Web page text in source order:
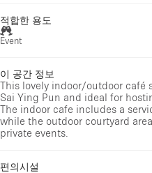
적합한 용도
Event
이 공간 정보
This lovely indoor/outdoor café
Sai Ying Pun and ideal for
The indoor cafe includes a
while the outdoor courtyard
private events.
편의시설